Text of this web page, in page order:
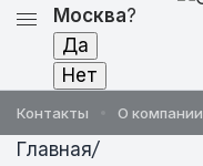
Москва?
Контакты О компании
Главная/